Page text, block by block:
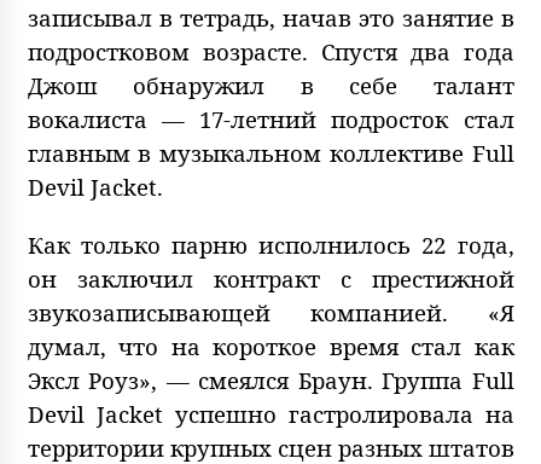
записывал в тетрадь, начав это занятие в
подростковом возрасте. Спустя два года
Джош обнаружил в себе талант
вокалиста — 17-летний подросток стал
главным в музыкальном коллективе Full
Devil Jacket.
Как только парню исполнилось 22 года,
он заключил контракт с престижной
звукозаписывающей компанией. «Я
думал, что на короткое время стал как
Эксл Роуз», — смеялся Браун. Группа Full
Devil Jacket успешно гастролировала на
территории крупных сцен разных штатов